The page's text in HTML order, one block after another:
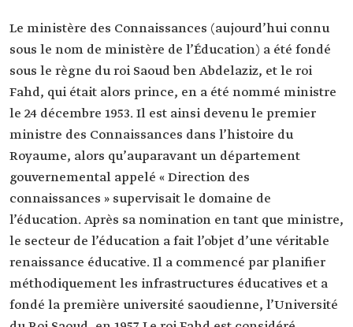
Le ministère des Connaissances (aujourd’hui connu
sous le nom de ministère de l’Éducation) a été fondé
sous le règne du roi Saoud ben Abdelaziz, et le roi
Fahd, qui était alors prince, en a été nommé ministre
le 24 décembre 1953. Il est ainsi devenu le premier
ministre des Connaissances dans l’histoire du
Royaume, alors qu’auparavant un département
gouvernemental appelé « Direction des
connaissances » supervisait le domaine de
l’éducation. Après sa nomination en tant que ministre,
le secteur de l’éducation a fait l’objet d’une véritable
renaissance éducative. Il a commencé par planifier
méthodiquement les infrastructures éducatives et a
fondé la première université saoudienne, l’Université